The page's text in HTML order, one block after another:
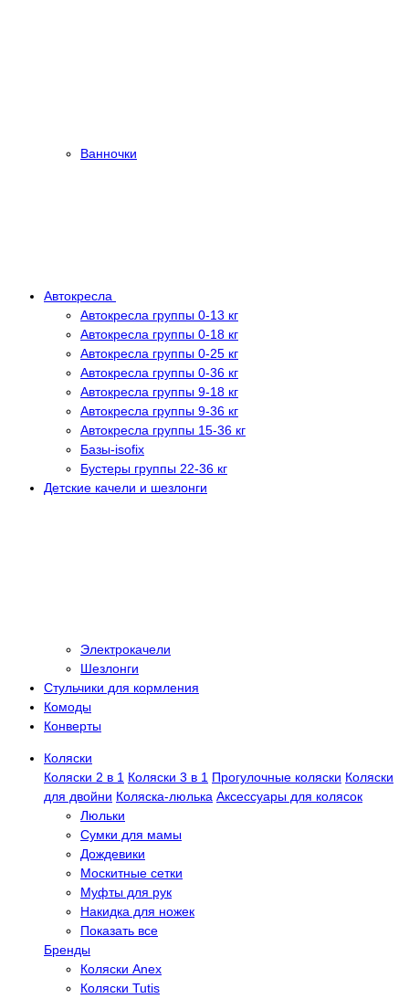
Ванночки
Автокресла
Автокресла группы 0-13 кг
Автокресла группы 0-18 кг
Автокресла группы 0-25 кг
Автокресла группы 0-36 кг
Автокресла группы 9-18 кг
Автокресла группы 9-36 кг
Автокресла группы 15-36 кг
Базы-isofix
Бустеры группы 22-36 кг
Детские качели и шезлонги
Электрокачели
Шезлонги
Стульчики для кормления
Комоды
Конверты
Коляски
Коляски 2 в 1 Коляски 3 в 1 Прогулочные коляски Коляски
для двойни Коляска-люлька Аксессуары для колясок
Люльки
Сумки для мамы
Дождевики
Москитные сетки
Муфты для рук
Накидка для ножек
Показать все
Бренды
Коляски Anex
Коляски Tutis